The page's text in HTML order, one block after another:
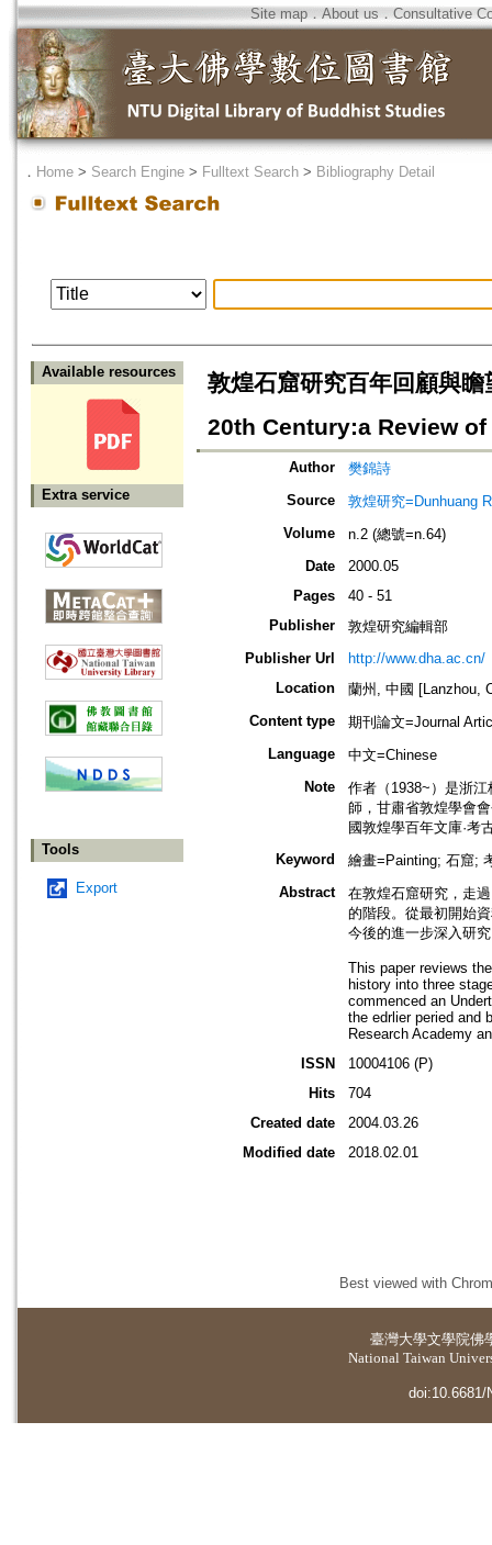
Site map．About us ． Consultative
． Home > Search Engine > Fulltext Search > Bibliography Detail
Available resources
Extra service
Tools
Export
敦煌石窟研究百年回顧與
20th Century:a Review
Author
樊錦詩
Source
敦煌研究=Dunhuang
Volume
n.2 (總號=n.64)
Date
2000.05
Pages
40 - 51
Publisher
敦煌研究編輯部
Publisher Url
http://www.dha.ac.cn/
Location
蘭州, 中國 [Lanzhou,
Content type
期刊論文=Journal
Language
中文=Chinese
Note
作者（1938~）是浙
師，甘肅省敦煌學會
國敦煌學百年文庫·考
Keyword
繪畫=Painting; 石窟;
Abstract
在敦煌石窟研究，走
的階段。從最初開始
今後的進一步深入研
This paper reviews
history into three
commenced an
the edrlier peried and
Research Academy
ISSN
10004106 (P)
Hits
704
Created date
2004.03.26
Modified date
2018.02.01
Best viewed with
臺灣大學文學院佛
National Taiwan
doi:10.6681/